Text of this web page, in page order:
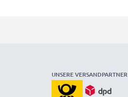
UNSERE VERSANDPARTNER